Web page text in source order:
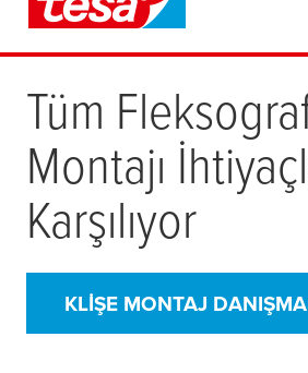
Tüm
Montajı
Karşılıyor
KLIŞE MONTAJ